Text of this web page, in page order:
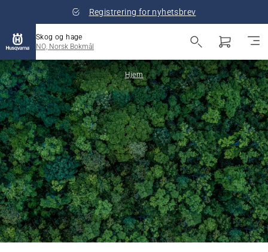
Registrering for nyhetsbrev
Skog og hage
NO, Norsk Bokmål
Hjem